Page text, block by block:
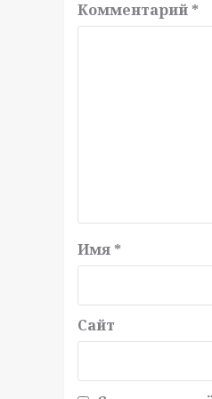
Комментарий *
Имя *
Сайт